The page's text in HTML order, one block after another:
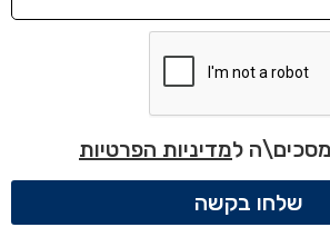
למדיניות הפרטיות
שלחו בקשה